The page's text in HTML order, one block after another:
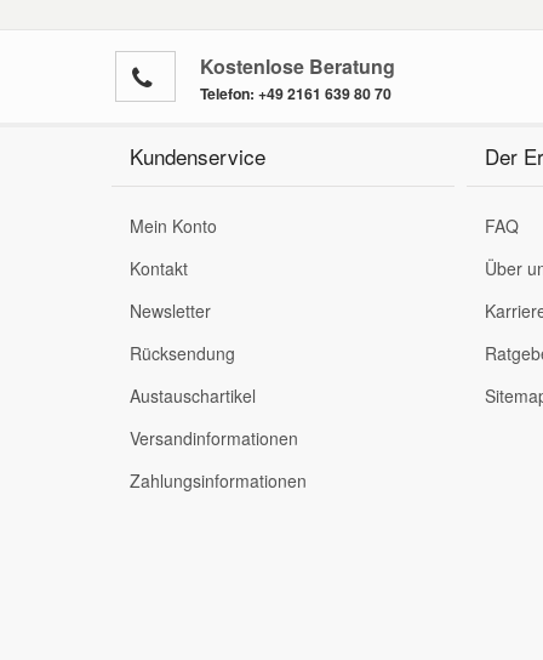
Kostenlose Beratung
Telefon: +49 2161 639 80 70
Kundenservice
Mein Konto
Kontakt
Newsletter
Rücksendung
Austauschartikel
Versandinformationen
Zahlungsinformationen
Der
FAQ
Über